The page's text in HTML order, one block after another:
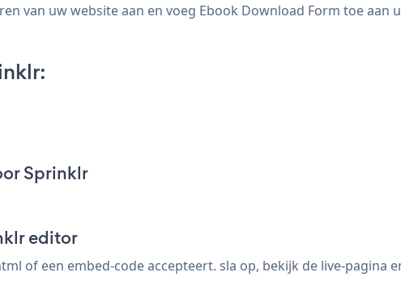
van uw website aan en voeg Ebook Download Form toe aan
Sprinklr
editor
of een embed-code accepteert. sla op, bekijk de live-pagina